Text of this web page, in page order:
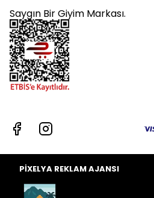
Saygın Bir Giyim Markası.
PİXELYA REKLAM AJANSI